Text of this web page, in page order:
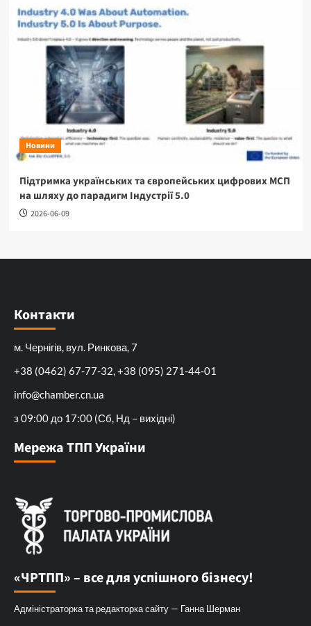
Новини
Підтримка українських та європейських цифрових МСП
на шляху до парадигм Індустрії 5.0
2026-06-09
Контакти
м. Чернігів, вул. Ринкова, 7
+38 (0462) 67-77-32, +38 (095) 271-44-01
info@chamber.cn.ua
з 09:00 до 17:00 (Сб, Нд – вихідні)
Мережа ТПП України
«ЧРТПП» – все для успішного бізнесу!
Адміністраторка та редакторка сайту — Ганна Шерман